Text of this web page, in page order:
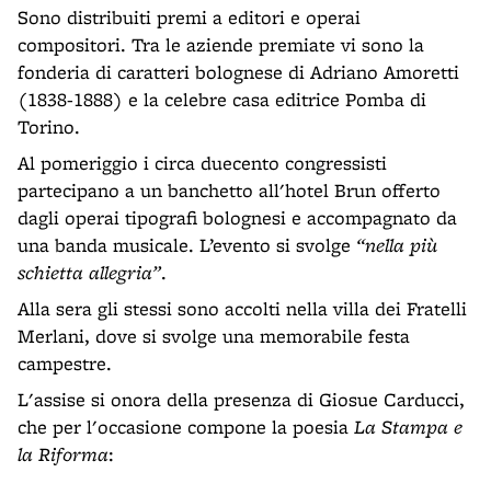
Sono distribuiti premi a editori e operai
compositori. Tra le aziende premiate vi sono la
fonderia di caratteri bolognese di Adriano Amoretti
(1838-1888) e la celebre casa editrice Pomba di
Torino.
Al pomeriggio i circa duecento congressisti
partecipano a un banchetto all'hotel Brun offerto
dagli operai tipografi bolognesi e accompagnato da
una banda musicale. L’evento si svolge “nella più
schietta allegria”.
Alla sera gli stessi sono accolti nella villa dei Fratelli
Merlani, dove si svolge una memorabile festa
campestre.
L'assise si onora della presenza di Giosue Carducci,
che per l'occasione compone la poesia La Stampa e
la Riforma: